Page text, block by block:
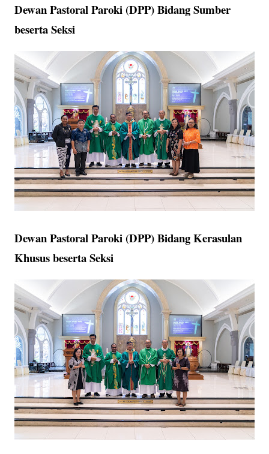
Dewan Pastoral Paroki (DPP) Bidang Sumber
beserta Seksi
Dewan Pastoral Paroki (DPP) Bidang Kerasulan
Khusus beserta Seksi